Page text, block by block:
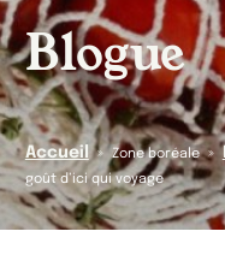
Blogue
Accueil » Zone boréale »
goût d’ici qui voyage